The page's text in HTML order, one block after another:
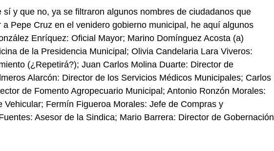
sí y que no, ya se filtraron algunos nombres de ciudadanos que
a Pepe Cruz en el venidero gobierno municipal, he aquí algunos
Enríquez: Oficial Mayor; Marino Domínguez Acosta (a)
de la Presidencia Municipal; Olivia Candelaria Lara Viveros:
(¿Repetirá?); Juan Carlos Molina Duarte: Director de
Alarcón: Director de los Servicios Médicos Municipales; Carlos
de Fomento Agropecuario Municipal; Antonio Ronzón Morales:
Vehicular; Fermín Figueroa Morales: Jefe de Compras y
Asesor de la Sindica; Mario Barrera: Director de Gobernación